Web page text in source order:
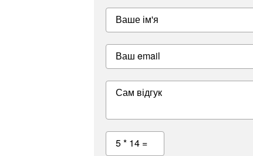
Ваше ім'я
Ваш email
Сам відгук
5 * 14 =